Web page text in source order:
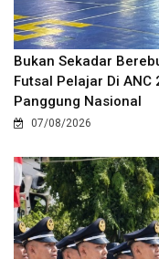
Bukan Sekadar
Futsal Pelajar Di ANC
Panggung Nasional
07/08/2026